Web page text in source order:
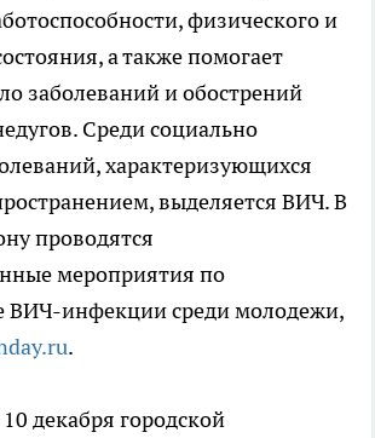
физического и
а также помогает
заболеваний и обострений
Среди социально
характеризующихся
выделяется ВИЧ. В
проводятся
мероприятия по
ВИЧ-инфекции среди молодежи,
.
декабря городской